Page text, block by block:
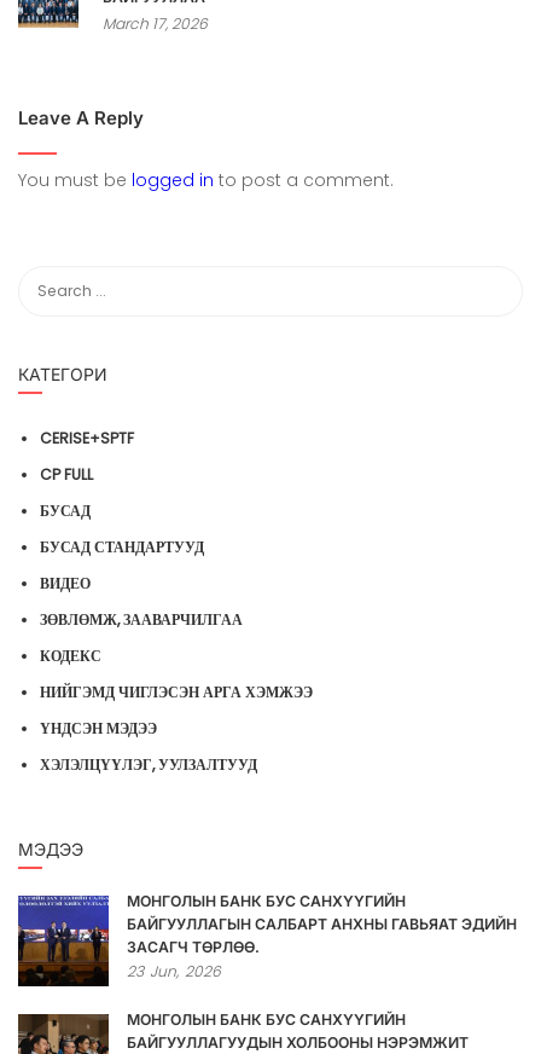
March 17, 2026
Leave A Reply
You must be logged in to post a comment.
КАТЕГОРИ
CERISE+SPTF
CP FULL
БУСАД
БУСАД СТАНДАРТУУД
ВИДЕО
ЗӨВЛӨМЖ, ЗААВАРЧИЛГАА
КОДЕКС
НИЙГЭМД ЧИГЛЭСЭН АРГА ХЭМЖЭЭ
ҮНДСЭН МЭДЭЭ
ХЭЛЭЛЦҮҮЛЭГ, УУЛЗАЛТУУД
МЭДЭЭ
МОНГОЛЫН БАНК БУС САНХҮҮГИЙН
БАЙГУУЛЛАГЫН САЛБАРТ АНХНЫ ГАВЬЯАТ ЭДИЙН
ЗАСАГЧ ТӨРЛӨӨ.
23 Jun, 2026
МОНГОЛЫН БАНК БУС САНХҮҮГИЙН
БАЙГУУЛЛАГУУДЫН ХОЛБООНЫ НЭРЭМЖИТ